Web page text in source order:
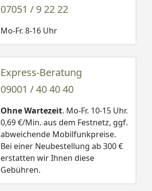
07051 / 9 22 22
Mo-Fr. 8-16 Uhr
Express-Beratung
09001 / 40 40 40
Ohne Wartezeit. Mo-Fr. 10-15 Uhr.
0,69 €/Min. aus dem Festnetz, ggf.
abweichende Mobilfunkpreise.
Bei einer Neubestellung ab 300 €
erstatten wir Ihnen diese
Gebühren.